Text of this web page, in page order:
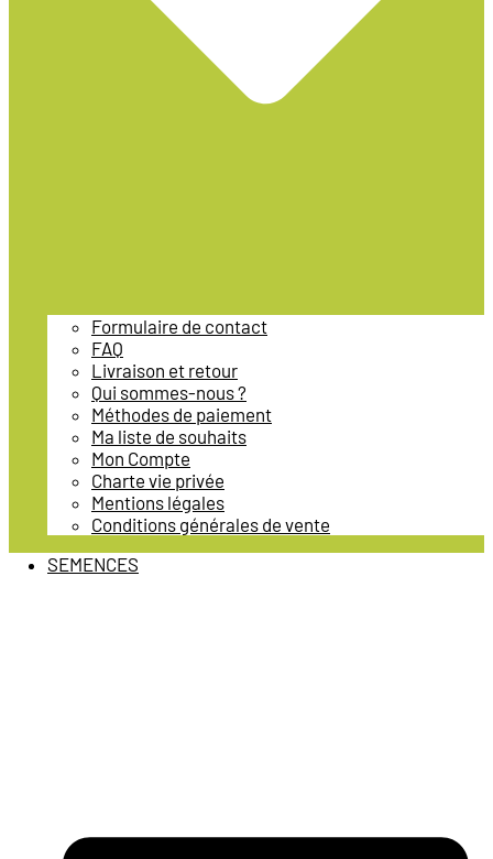
Formulaire de contact
FAQ
Livraison et retour
Qui sommes-nous ?
Méthodes de paiement
Ma liste de souhaits
Mon Compte
Charte vie privée
Mentions légales
Conditions générales de vente
SEMENCES